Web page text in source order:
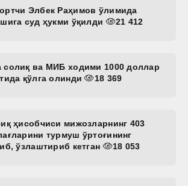
Элбек Раҳимов ўлимида
суд ҳукми ўқилди
21 412
солиқ ва МИБ ходими 1000 доллар
қўлга олинди
18 369
ҳисобчиси мижозларнинг 403
турмуш ўртоғининг
ўзлаштириб кетган
18 053